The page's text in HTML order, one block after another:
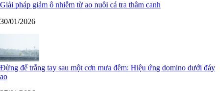
Giải pháp giảm ô nhiễm từ ao nuôi cá tra thâm canh
30/01/2026
Đừng để trắng tay sau một cơn mưa đêm: Hiệu ứng domino dưới đáy
ao